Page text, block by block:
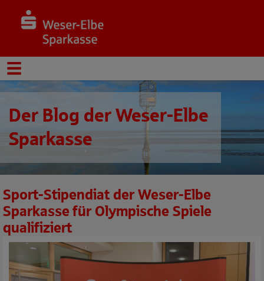
Der Blog der Weser-Elbe
Sparkasse
Sport-Stipendiat der Weser-Elbe
Sparkasse für Olympische Spiele
qualifiziert